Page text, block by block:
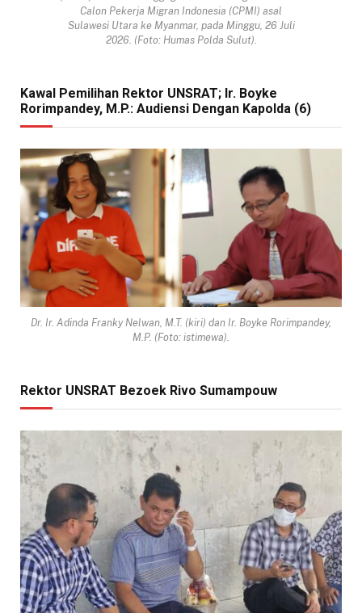
Calon Pekerja Migran Indonesia (CPMI) asal
Sulawesi Utara ke Myanmar, pada Minggu, 26 Juli
2026. (Foto: Humas Polda Sulut).
Kawal Pemilihan Rektor UNSRAT; Ir. Boyke
Rorimpandey, M.P.: Audiensi Dengan Kapolda (6)
Dr. Ir. Adinda Franky Nelwan, M.T. (kiri) dan Ir. Boyke Rorimpandey,
M.P. (Foto: istimewa).
Rektor UNSRAT Bezoek Rivo Sumampouw